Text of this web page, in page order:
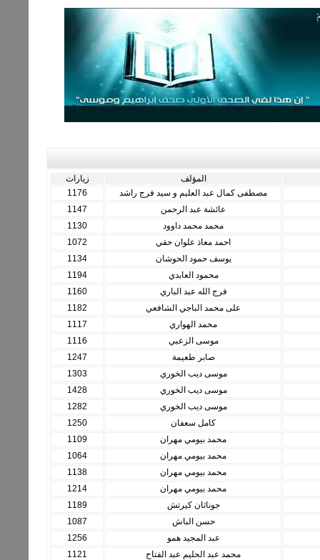
المؤلف
زيارات
مصطفى كمال عبد العليم و سيد فرج راشد
1176
عائشة عبد الرحمن
1147
محمد محمد داوود
1130
احمد معاذ علوان حقي
1072
يوسف حمود الحوشان
1134
محمود العابدي
1194
فرج الله عبد الباري
1160
على محمد الباجي الشافعي
1182
محمد الهواري
1117
موسى الزعبي
1116
صابر طعيمة
1247
موسى ديب الخوري
1303
موسى ديب الخوري
1428
موسى ديب الخوري
1282
كامل سعفان
1250
محمد بيومي مهران
1109
محمد بيومي مهران
1064
محمد بيومي مهران
1138
محمد بيومي مهران
1214
جوناثان كيرتش
1189
حسن الباش
1087
عبد المجيد همو
1256
محمد عبد الحليم عبد الفتاح
1121